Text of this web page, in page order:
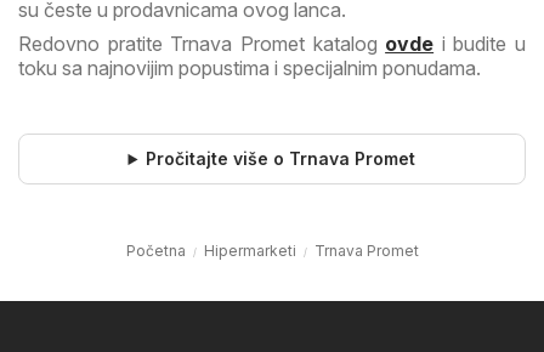
su česte u prodavnicama ovog lanca.
Redovno pratite Trnava Promet katalog ovde i budite u
toku sa najnovijim popustima i specijalnim ponudama.
Pročitajte više o Trnava Promet
Početna Hipermarketi Trnava Promet